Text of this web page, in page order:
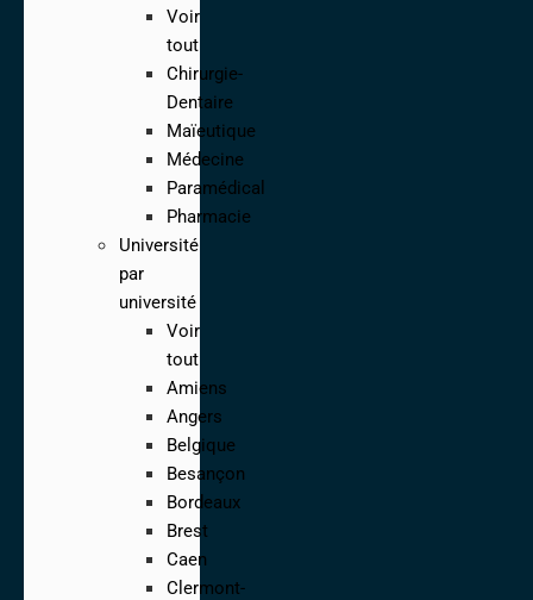
Voir
tout
Chirurgie-
Dentaire
Maïeutique
Médecine
Paramédical
Pharmacie
Université
par
université
Voir
tout
Amiens
Angers
Belgique
Besançon
Bordeaux
Brest
Caen
Clermont-